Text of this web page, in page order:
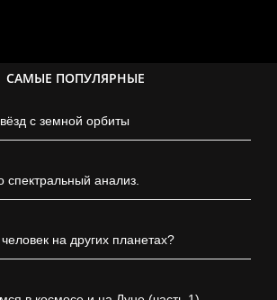
САМЫЕ ПОПУЛЯРНЫЕ
с земной орбиты
спектральный анализ.
на других планетах?